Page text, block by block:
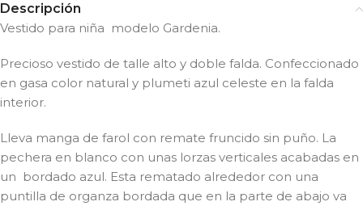
Descripción
Vestido para niña modelo Gardenia.
Precioso vestido de talle alto y doble falda. Confeccionado
en gasa color natural y plumeti azul celeste en la falda
interior.
Lleva manga de farol con remate fruncido sin puño. La
pechera en blanco con unas lorzas verticales acabadas en
un bordado azul. Esta rematado alrededor con una
puntilla de organza bordada que en la parte de abajo va